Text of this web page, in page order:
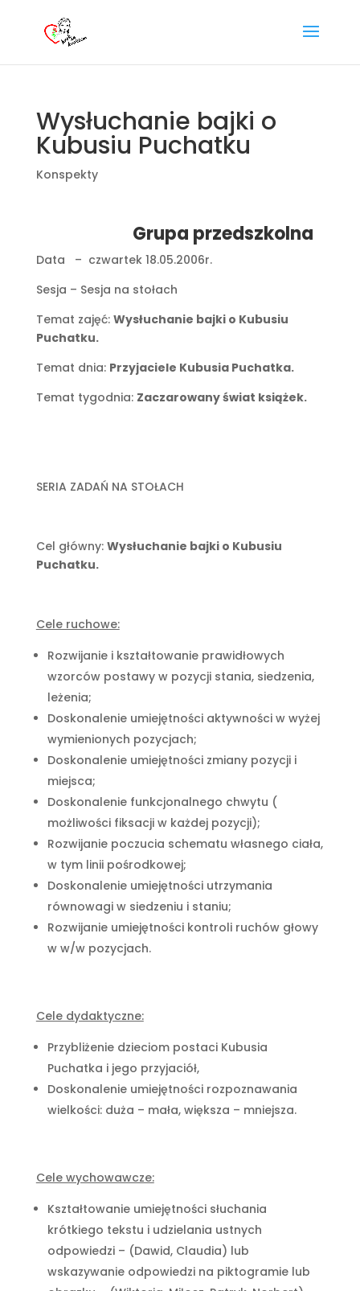
Wysłuchanie bajki o
Kubusiu Puchatku
Konspekty
Grupa przedszkolna
Data – czwartek 18.05.2006r.
Sesja – Sesja na stołach
Temat zajęć: Wysłuchanie bajki o Kubusiu
Puchatku.
Temat dnia: Przyjaciele Kubusia Puchatka.
Temat tygodnia: Zaczarowany świat książek.
SERIA ZADAŃ NA STOŁACH
Cel główny: Wysłuchanie bajki o Kubusiu
Puchatku.
Cele ruchowe:
Rozwijanie i kształtowanie prawidłowych
wzorców postawy w pozycji stania, siedzenia,
leżenia;
Doskonalenie umiejętności aktywności w wyżej
wymienionych pozycjach;
Doskonalenie umiejętności zmiany pozycji i
miejsca;
Doskonalenie funkcjonalnego chwytu (
możliwości fiksacji w każdej pozycji);
Rozwijanie poczucia schematu własnego ciała,
w tym linii pośrodkowej;
Doskonalenie umiejętności utrzymania
równowagi w siedzeniu i staniu;
Rozwijanie umiejętności kontroli ruchów głowy
w w/w pozycjach.
Cele dydaktyczne:
Przybliżenie dzieciom postaci Kubusia
Puchatka i jego przyjaciół,
Doskonalenie umiejętności rozpoznawania
wielkości: duża – mała, większa – mniejsza.
Cele wychowawcze:
Kształtowanie umiejętności słuchania
krótkiego tekstu i udzielania ustnych
odpowiedzi – (Dawid, Claudia) lub
wskazywanie odpowiedzi na piktogramie lub